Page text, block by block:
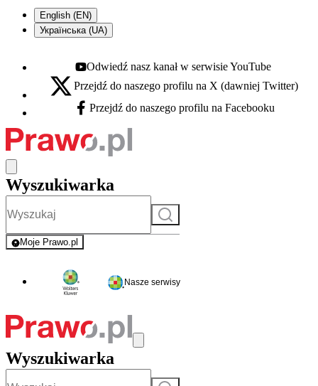
English (EN)
Українська (UA)
Youtube - otwiera się w nowej karcie
Odwiedź nasz kanał w serwisie YouTube
X - otwiera się w nowej karcie
Przejdź do naszego profilu na X (dawniej Twitter)
Facebook - otwiera się w nowej karcie
Przejdź do naszego profilu na Facebooku
Wyszukiwarka
Szukaj
Moje Prawo.pl
- rejestracja i logowanie do serwisu
Nasze serwisy
Wyszukiwarka